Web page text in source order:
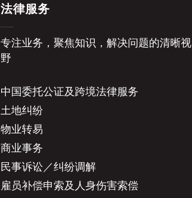
法律服务
专注业务，聚焦知识，解决问题的清晰视
野
中国委托公证及跨境法律服务
土地纠纷
物业转易
商业事务
民事诉讼／纠纷调解
雇员补偿申索及人身伤害索偿